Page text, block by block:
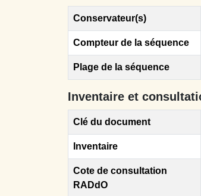
Conservateur(s)
Compteur de la séquence
Plage de la séquence
Inventaire et
Clé du document
Inventaire
Cote de consultation
RADdO